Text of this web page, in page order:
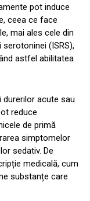
pot induce
ceea ce face
mai ales cele din
(ISRS),
astfel abilitatea
durerilor acute sau
reduce
de primă
simptomelor
sedativ. De
medicală, cum
substanțe care